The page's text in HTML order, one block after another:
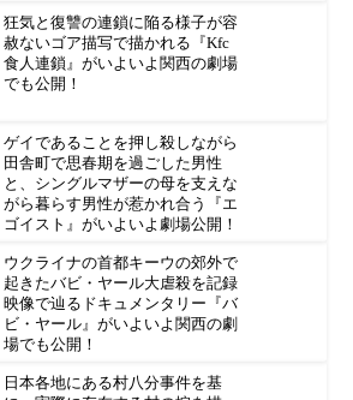
狂気と復讐の連鎖に陥る様子が容
赦ないゴア描写で描かれる『Kfc
食人連鎖』がいよいよ関西の劇場
でも公開！
ゲイであることを押し殺しながら
田舎町で思春期を過ごした男性
と、シングルマザーの母を支えな
がら暮らす男性が惹かれ合う『エ
ゴイスト』がいよいよ劇場公開！
ウクライナの首都キーウの郊外で
起きたバビ・ヤール大虐殺を記録
映像で辿るドキュメンタリー『バ
ビ・ヤール』がいよいよ関西の劇
場でも公開！
日本各地にある村八分事件を基